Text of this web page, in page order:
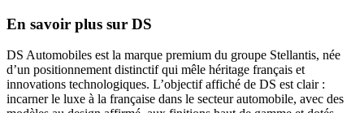
En savoir plus sur DS
DS Automobiles est la marque premium du groupe Stellantis, née
d’un positionnement distinctif qui mêle héritage français et
innovations technologiques. L’objectif affiché de DS est clair :
incarner le luxe à la française dans le secteur automobile, avec des